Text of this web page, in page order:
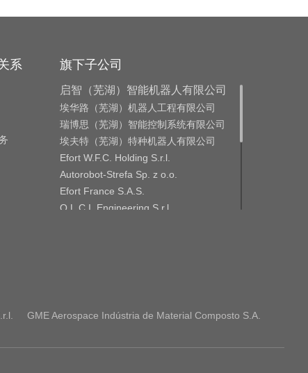
系 旗下子公司
启智（芜湖）智能机器人有限公司
埃华路（芜湖）机器人工程有限公司
瑞博思（芜湖）智能控制系统有限公司
埃夫特（芜湖）特种机器人有限公司
Efort W.F.C. Holding S.r.l.
Autorobot-Strefa Sp. z o.o.
Efort France S.A.S.
O.L.C.I. Engineering S.r.l.
Efort Europe S.r.l.
GME Aerospace Indústria de Material Composto S.A.